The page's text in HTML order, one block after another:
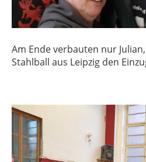
Am Ende verbauten nur
Stahlball aus Leipzig den